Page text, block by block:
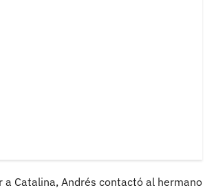
a Catalina, Andrés contactó al hermano